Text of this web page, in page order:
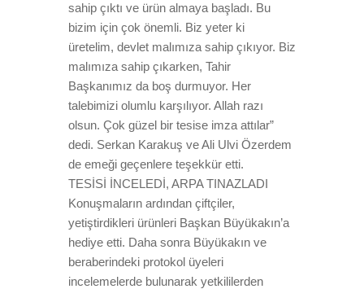
sahip çıktı ve ürün almaya başladı. Bu
bizim için çok önemli. Biz yeter ki
üretelim, devlet malımıza sahip çıkıyor. Biz
malımıza sahip çıkarken, Tahir
Başkanımız da boş durmuyor. Her
talebimizi olumlu karşılıyor. Allah razı
olsun. Çok güzel bir tesise imza attılar”
dedi. Serkan Karakuş ve Ali Ulvi Özerdem
de emeği geçenlere teşekkür etti.
TESİSİ İNCELEDİ, ARPA TINAZLADI
Konuşmaların ardından çiftçiler,
yetiştirdikleri ürünleri Başkan Büyükakın’a
hediye etti. Daha sonra Büyükakın ve
beraberindeki protokol üyeleri
incelemelerde bulunarak yetkililerden